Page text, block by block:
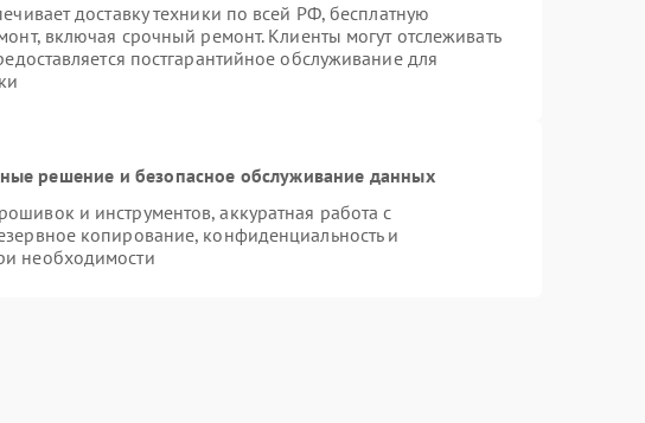
доставку техники по всей РФ, бесплатную
включая срочный ремонт. Клиенты могут отслеживать
постгарантийное обслуживание для
решение и безопасное обслуживание данных
и инструментов, аккуратная работа с
копирование, конфиденциальность и
необходимости